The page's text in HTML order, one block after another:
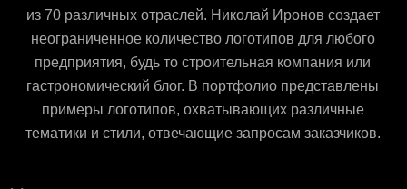
из 70 различных отраслей. Николай Иронов создает
неограниченное количество логотипов для любого
предприятия, будь то строительная компания или
гастрономический блог. В портфолио представлены
примеры логотипов, охватывающих различные
тематики и стили, отвечающие запросам заказчиков.